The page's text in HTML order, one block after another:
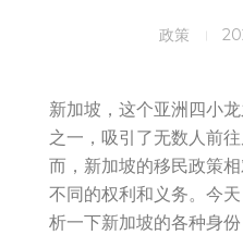
政策
新加坡，这个亚洲四小
之一，吸引了无数人前
而，新加坡的移民政策
不同的权利和义务。今
析一下新加坡的各种身